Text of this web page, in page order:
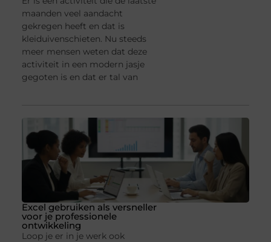
maanden veel aandacht
gekregen heeft en dat is
kleiduivenschieten. Nu steeds
meer mensen weten dat deze
activiteit in een modern jasje
gegoten is en dat er tal van
Excel gebruiken als versneller
voor je professionele
ontwikkeling
Loop je er in je werk ook